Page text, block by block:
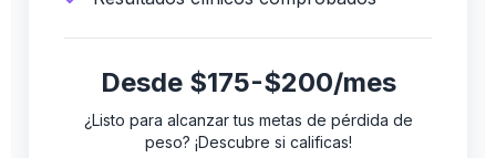
Desde $175-$200/mes
¿Listo para alcanzar tus metas de pérdida de
peso? ¡Descubre si calificas!